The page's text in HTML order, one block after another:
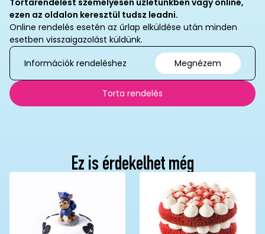
Tortarendelést személyesen üzletünkben vagy online,
ezen az oldalon keresztül tudsz leadni.
Online rendelés esetén az űrlap elküldése után minden
esetben visszaigazolást küldünk.
Információk rendeléshez
Megnézem
Torta rendelés
Ez is érdekelhet még